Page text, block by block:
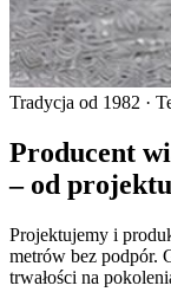
Tradycja od 1982 ·
Producent
– od
Projektujemy i
metrów bez podpór.
trwałości na